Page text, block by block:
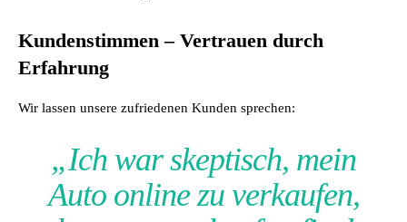
Kundenstimmen – Vertrauen durch
Erfahrung
Wir lassen unsere zufriedenen Kunden sprechen:
„Ich war skeptisch, mein
Auto online zu verkaufen,